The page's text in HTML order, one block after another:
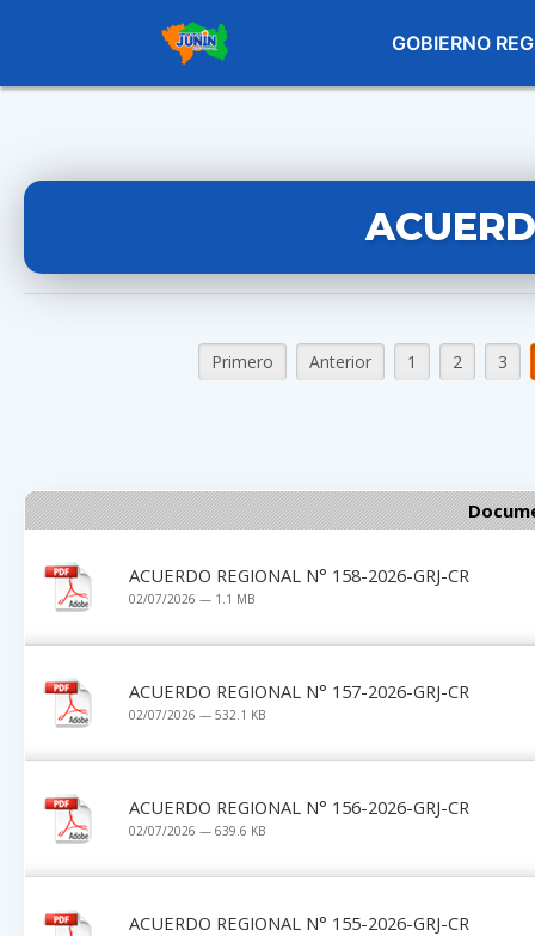
GOBIERNO
Primero Anterior 1 2 3
ACUERDO REGIONAL N° 158-2026-GRJ-CR
02/07/2026 — 1.1 MB
ACUERDO REGIONAL N° 157-2026-GRJ-CR
02/07/2026 — 532.1 KB
ACUERDO REGIONAL N° 156-2026-GRJ-CR
02/07/2026 — 639.6 KB
ACUERDO REGIONAL N° 155-2026-GRJ-CR